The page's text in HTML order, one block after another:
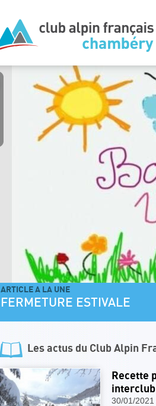
ARTICLE A LA UNE
FERMETURE ESTIVALE
Les actus du Club Alpin
Recette
interclub
30/01/2021